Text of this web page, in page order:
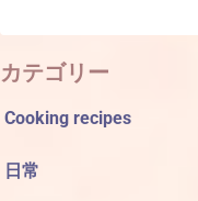
カテゴリー
Cooking recipes
日常